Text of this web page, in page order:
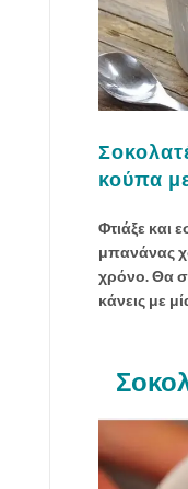
κούπα
Φτιάξε και
μπανάνας
χρόνο. Θα
κάνεις με